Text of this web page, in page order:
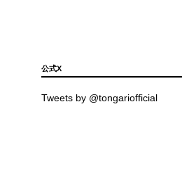
公式X
Tweets by @tongariofficial